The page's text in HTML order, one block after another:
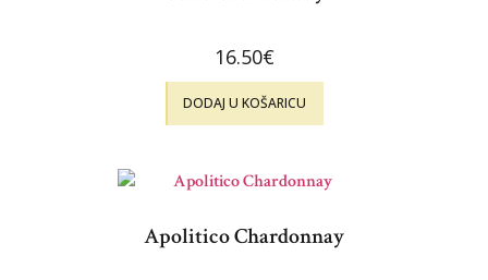
16.50€
DODAJ U KOŠARICU
Apolitico Chardonnay